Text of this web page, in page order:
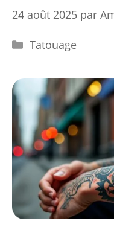
24 août 2025 par
Catégories
Tatouage